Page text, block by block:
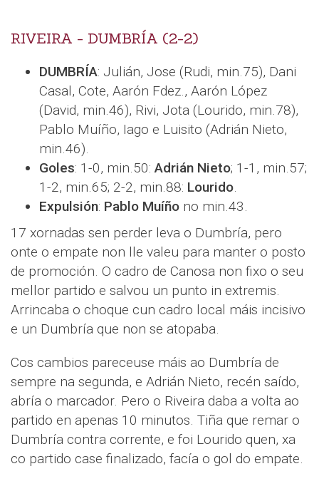
RIVEIRA - DUMBRÍA (2-2)
DUMBRÍA: Julián, Jose (Rudi, min.75), Dani
Casal, Cote, Aarón Fdez., Aarón López
(David, min.46), Rivi, Jota (Lourido, min.78),
Pablo Muíño, Iago e Luisito (Adrián Nieto,
min.46).
Goles: 1-0, min.50:Adrián Nieto; 1-1, min.57;
1-2, min.65; 2-2, min.88: Lourido.
Expulsión: Pablo Muíño no min.43.
17 xornadas sen perder leva o Dumbría, pero
onte o empate non lle valeu para manter o posto
de promoción. O cadro de Canosa non fixo o seu
mellor partido e salvou un punto in extremis.
Arrincaba o choque cun cadro local máis incisivo
e un Dumbría que non se atopaba.
Cos cambios pareceuse máis ao Dumbría de
sempre na segunda, e Adrián Nieto, recén saído,
abría o marcador. Pero o Riveira daba a volta ao
partido en apenas 10 minutos. Tiña que remar o
Dumbría contra corrente, e foi Lourido quen, xa
co partido case finalizado, facía o gol do empate.